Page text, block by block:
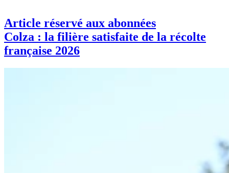
Article réservé aux abonnées
Colza : la filière satisfaite de la récolte
française 2026